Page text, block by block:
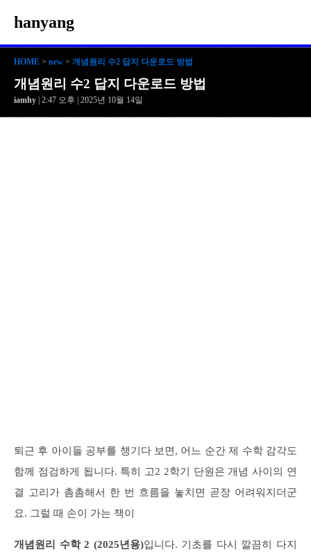
hanyang
HOME > new > 개념원리 수2 답지 다운로드 방법
개념원리 수2 답지 다운로드 방법
iamhy | 2:47 오후 | 2025년 10월 14일
퇴근 후 아이들 공부를 챙기다 보면, 어느 순간 제 수학 감각도
함께 점검하게 됩니다. 특히 고2 2학기 단원은 개념 사이의 연
결 고리가 촘촘해서 한 번 흐름을 놓치면 곧장 어려워지더군
요. 그럴 때 손이 가는 책이
개념원리 수학 2 (2025년용)입니다. 기초를 다시 깔끔히 다지